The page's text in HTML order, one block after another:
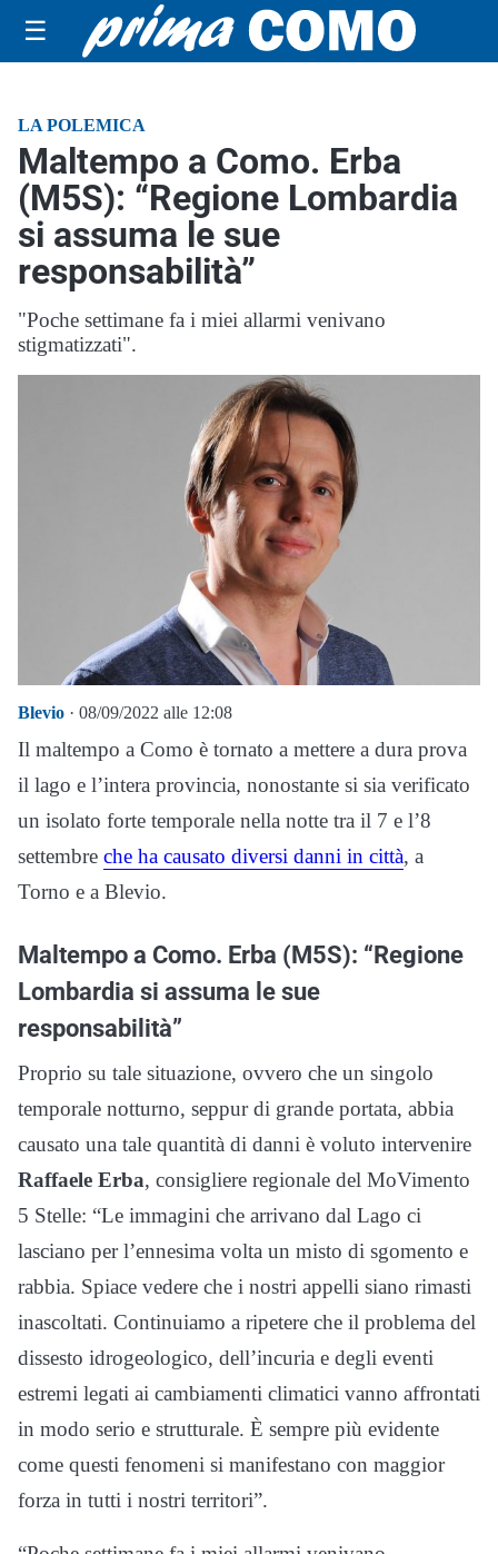
☰
LA POLEMICA
Maltempo a Como. Erba
(M5S): “Regione Lombardia
si assuma le sue
responsabilità”
"Poche settimane fa i miei allarmi venivano
stigmatizzati".
Blevio · 08/09/2022 alle 12:08
Il maltempo a Como è tornato a mettere a dura prova
il lago e l’intera provincia, nonostante si sia verificato
un isolato forte temporale nella notte tra il 7 e l’8
settembre che ha causato diversi danni in città, a
Torno e a Blevio.
Maltempo a Como. Erba (M5S): “Regione
Lombardia si assuma le sue
responsabilità”
Proprio su tale situazione, ovvero che un singolo
temporale notturno, seppur di grande portata, abbia
causato una tale quantità di danni è voluto intervenire
Raffaele Erba, consigliere regionale del MoVimento
5 Stelle: “Le immagini che arrivano dal Lago ci
lasciano per l’ennesima volta un misto di sgomento e
rabbia. Spiace vedere che i nostri appelli siano rimasti
inascoltati. Continuiamo a ripetere che il problema del
dissesto idrogeologico, dell’incuria e degli eventi
estremi legati ai cambiamenti climatici vanno affrontati
in modo serio e strutturale. È sempre più evidente
come questi fenomeni si manifestano con maggior
forza in tutti i nostri territori”.